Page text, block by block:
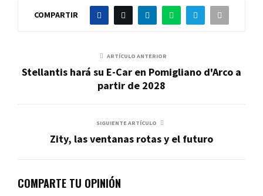
COMPARTIR
ARTÍCULO ANTERIOR
Stellantis hará su E-Car en Pomigliano d'Arco a
partir de 2028
SIGUIENTE ARTÍCULO
Zity, las ventanas rotas y el futuro
COMPARTE TU OPINIÓN